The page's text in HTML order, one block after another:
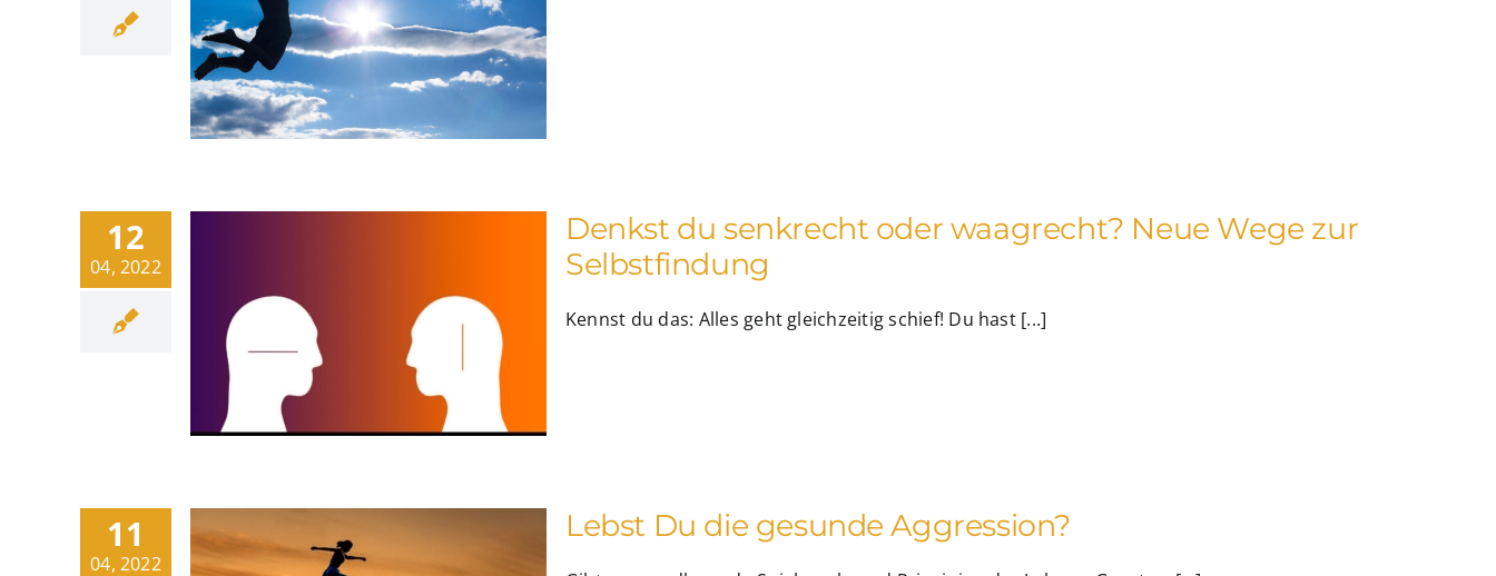
12
04, 2022
Denkst du senkrecht oder waagrecht? Neue Wege zur
Selbstfindung
Kennst du das: Alles geht gleichzeitig schief! Du hast [...]
11
04, 2022
Lebst Du die gesunde Aggression?